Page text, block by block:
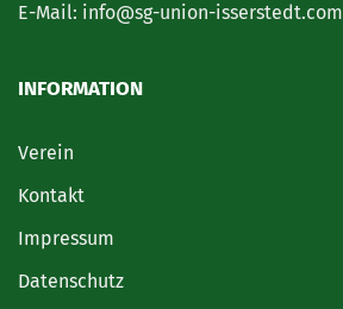
E-Mail: info@sg-union-isserstedt.com
INFORMATION
Verein
Kontakt
Impressum
Datenschutz